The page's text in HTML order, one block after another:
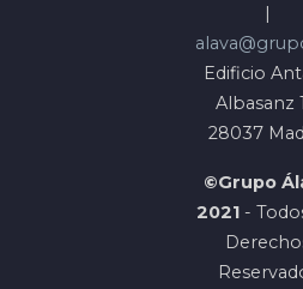
|
Edificio
Albasanz
28037
©Grupo
2021 -